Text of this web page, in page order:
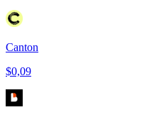
Canton
$0,09